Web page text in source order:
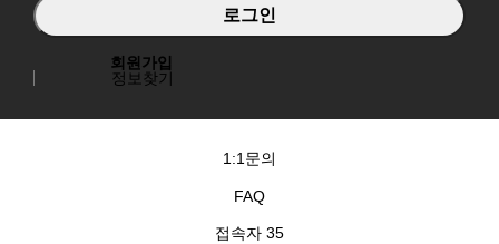
회원가입
정보찾기
1:1문의
FAQ
접속자 35